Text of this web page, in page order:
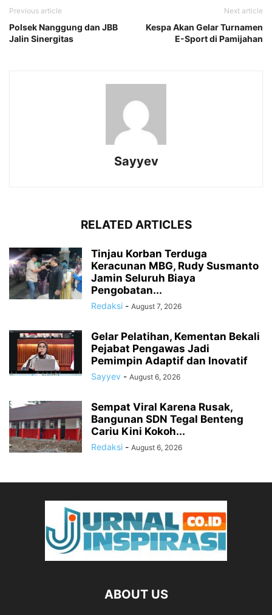
Previous article
Polsek Nanggung dan JBB
Jalin Sinergitas
Next article
Kespa Akan Gelar Turnamen
E-Sport di Pamijahan
Sayyev
RELATED ARTICLES
Tinjau Korban Terduga
Keracunan MBG, Rudy Susmanto
Jamin Seluruh Biaya
Pengobatan...
Redaksi - August 7, 2026
Gelar Pelatihan, Kementan Bekali
Pejabat Pengawas Jadi
Pemimpin Adaptif dan Inovatif
Sayyev - August 6, 2026
Sempat Viral Karena Rusak,
Bangunan SDN Tegal Benteng
Cariu Kini Kokoh...
Redaksi - August 6, 2026
ABOUT US